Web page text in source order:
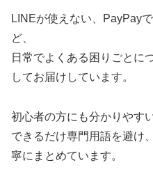
LINEが使えない、PayPay
ど、
日常でよくある困りごとに
してお届けしています。
初心者の方にも分かりやす
できるだけ専門用語を避け
寧にまとめています。